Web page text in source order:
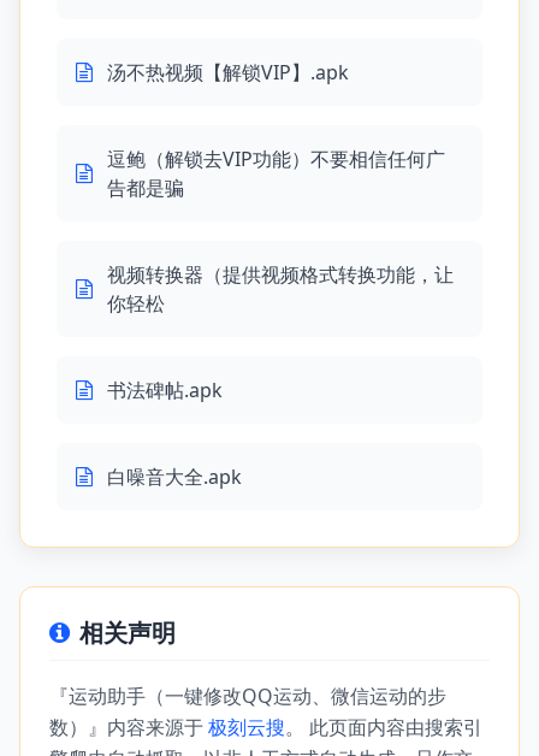
汤不热视频【解锁VIP】.apk
逗鲍（解锁去VIP功能）不要相信任何广
告都是骗
视频转换器（提供视频格式转换功能，让
你轻松
书法碑帖.apk
白噪音大全.apk
相关声明
『运动助手（一键修改QQ运动、微信运动的步
数）』内容来源于极刻云搜。 此页面内容由搜索引